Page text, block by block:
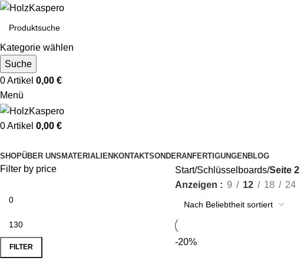
Kategorie wählen
Suche
0Artikel 0,00 €
Menü
0Artikel 0,00 €
SHOPÜBER UNSMATERIALIENKONTAKTSONDERANFERTIGUNGENBLOG
Filter by price
FILTER
Start Schlüsselboards Seite 2
Anzeigen
9 12 18 24
-20%